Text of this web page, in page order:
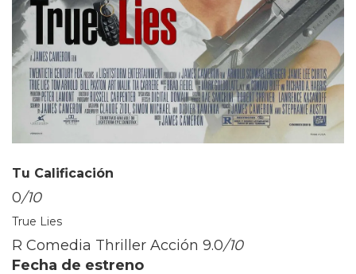
Tu Calificación
0/10
True Lies
R Comedia Thriller Acción 9.0/10
Fecha de estreno